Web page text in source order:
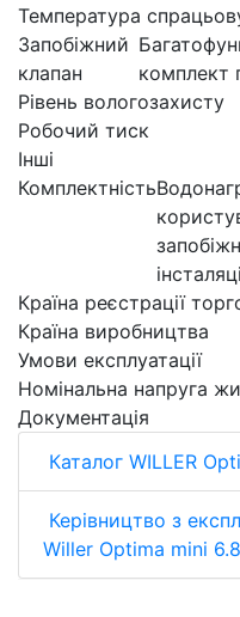
Температура
Запобіжний
клапан
комплект
Рівень вологозахисту
Робочий тиск
Інші
Комплектність
Країна реєстрації
Країна виробництва
Умови експлуатації
Номінальна напруга
Документація
Каталог WILLER
Керівництво з
Willer Optima mini